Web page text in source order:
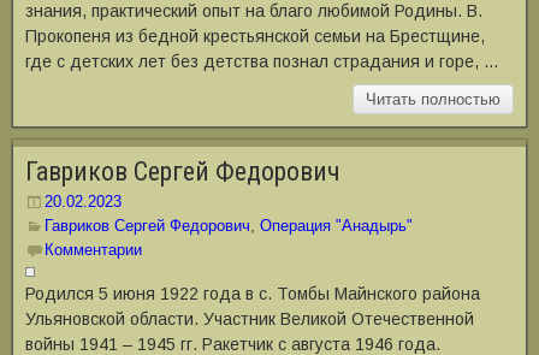
знания, практический опыт на благо любимой Родины. В.
Прокопеня из бедной крестьянской семьи на Брестщине,
где с детских лет без детства познал страдания и горе, …
Читать полностью
Гавриков Сергей Федорович
20.02.2023
Гавриков Сергей Федорович, Операция "Анадырь"
Комментарии
Родился 5 июня 1922 года в с. Томбы Майнского района
Ульяновской области. Участник Великой Отечественной
войны 1941 – 1945 гг. Ракетчик с августа 1946 года.